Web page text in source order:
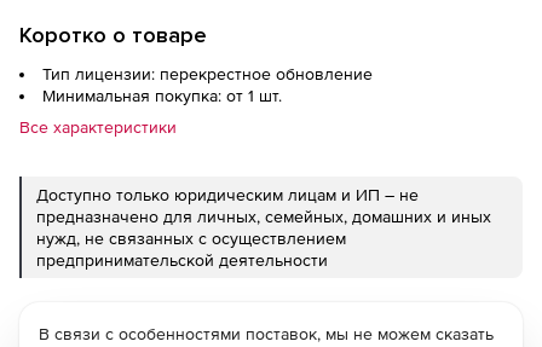
Коротко о товаре
Тип лицензии: перекрестное обновление
Минимальная покупка: от 1 шт.
Все характеристики
Доступно только юридическим лицам и ИП – не
предназначено для личных, семейных, домашних и иных
нужд, не связанных с осуществлением
предпринимательской деятельности
В связи с особенностями поставок, мы не можем сказать